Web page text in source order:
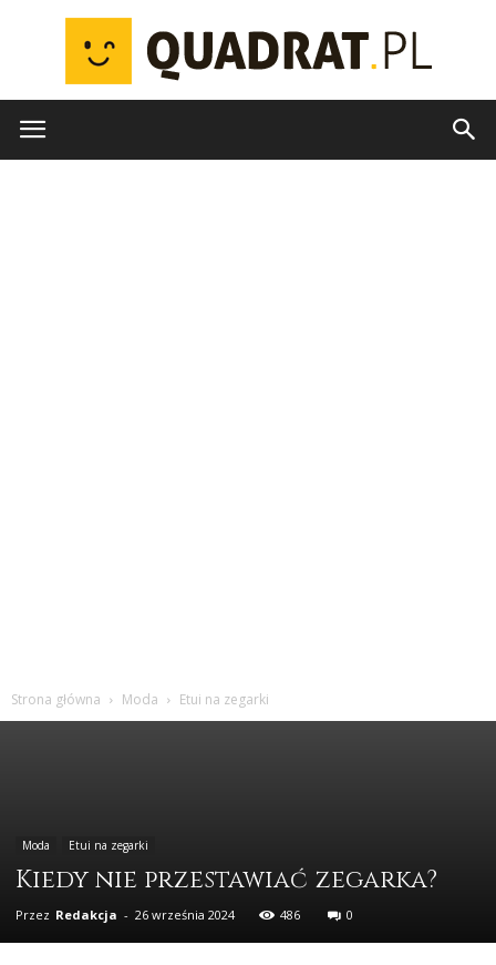
Strona główna Moda Etui na zegarki
Moda Etui na zegarki
Kiedy nie przestawiać zegarka?
Przez Redakcja - 26 września 2024 486 0